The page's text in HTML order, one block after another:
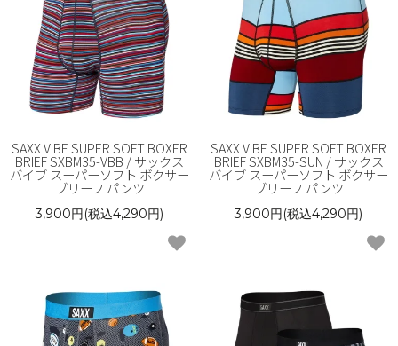
SAXX VIBE SUPER SOFT BOXER
BRIEF SXBM35-VBB / サックス
バイブ スーパーソフト ボクサー
ブリーフ パンツ
3,900円(税込4,290円)
SAXX VIBE SUPER SOFT BOXER
BRIEF SXBM35-SUN / サックス
バイブ スーパーソフト ボクサー
ブリーフ パンツ
3,900円(税込4,290円)